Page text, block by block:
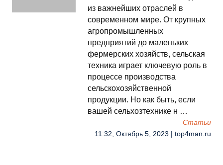
из важнейших отраслей в
современном мире. От крупных
агропромышленных
предприятий до маленьких
фермерских хозяйств, сельская
техника играет ключевую роль в
процессе производства
сельскохозяйственной
продукции. Но как быть, если
вашей сельхозтехнике н …
Cтатьи
11:32, Октябрь 5, 2023 | top4man.ru